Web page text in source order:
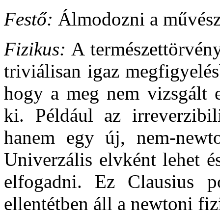
Festő: Álmodozni a
Fizikus: A
triviálisan igaz
hogy a meg nem vizsgált
ki. Például az
hanem egy új, nem-
Univerzális elvként lehet
elfogadni. Ez Clausius
ellentétben áll a newtoni